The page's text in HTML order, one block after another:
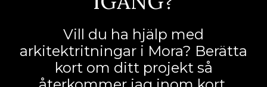
Vill du ha hjälp med
arkitektritningar i Mora? Berätta
kort om ditt projekt så